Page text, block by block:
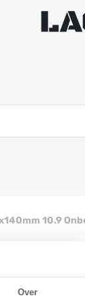
10.9
Over